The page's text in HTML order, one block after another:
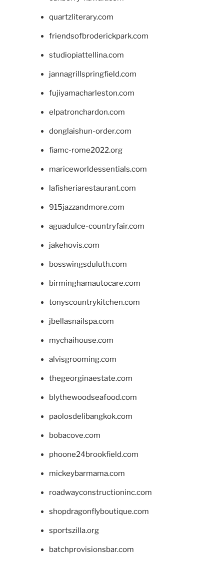
quartzliterary.com
friendsofbroderickpark.com
studiopiattellina.com
jannagrillspringfield.com
fujiyamacharleston.com
elpatronchardon.com
donglaishun-order.com
fiamc-rome2022.org
mariceworldessentials.com
lafisheriarestaurant.com
915jazzandmore.com
aguadulce-countryfair.com
jakehovis.com
bosswingsduluth.com
birminghamautocare.com
tonyscountrykitchen.com
jbellasnailspa.com
mychaihouse.com
alvisgrooming.com
thegeorginaestate.com
blythewoodseafood.com
paolosdelibangkok.com
bobacove.com
phoone24brookfield.com
mickeybarmama.com
roadwayconstructioninc.com
shopdragonflyboutique.com
sportszilla.org
batchprovisionsbar.com